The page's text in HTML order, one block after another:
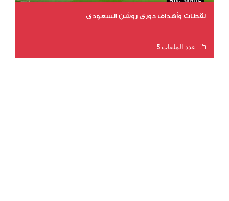
لقطات وأهداف دوري روشن السعودي
عدد الملفات 5